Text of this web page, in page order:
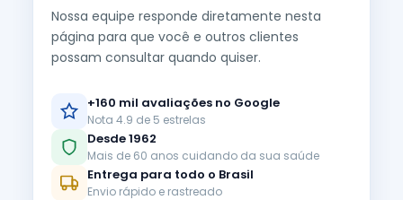
Nossa equipe responde diretamente nesta
página para que você e outros clientes
possam consultar quando quiser.
+160 mil avaliações no Google
Nota 4.9 de 5 estrelas
Desde 1962
Mais de 60 anos cuidando da sua saúde
Entrega para todo o Brasil
Envio rápido e rastreado